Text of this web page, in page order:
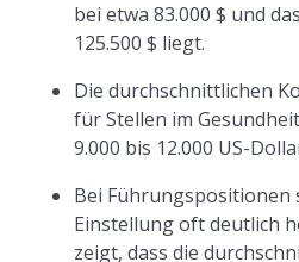
bei etwa 83.000 $ und
125.500 $ liegt.
Die durchschnittlichen
für Stellen im
9.000 bis 12.000 US-
Bei Führungspositionen
Einstellung oft deutlich
zeigt, dass die